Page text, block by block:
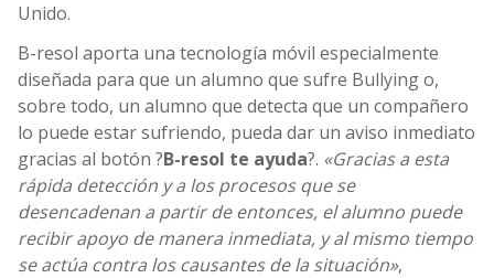
Unido.
B-resol aporta una tecnología móvil especialmente
diseñada para que un alumno que sufre Bullying o,
sobre todo, un alumno que detecta que un compañero
lo puede estar sufriendo, pueda dar un aviso inmediato
gracias al botón ?B-resol te ayuda?. «Gracias a esta
rápida detección y a los procesos que se
desencadenan a partir de entonces, el alumno puede
recibir apoyo de manera inmediata, y al mismo tiempo
se actúa contra los causantes de la situación»,